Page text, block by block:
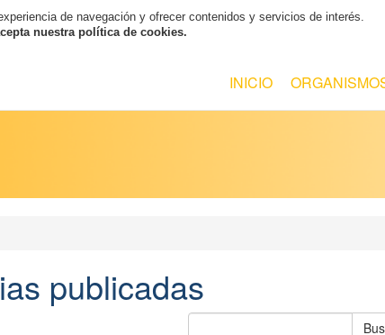
de navegación y ofrecer contenidos y servicios de interés.
nuestra política de cookies.
INICIO
publicadas